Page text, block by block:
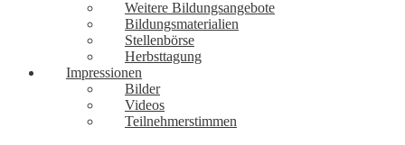
Weitere Bildungsangebote
Bildungsmaterialien
Stellenbörse
Herbsttagung
Impressionen
Bilder
Videos
Teilnehmerstimmen